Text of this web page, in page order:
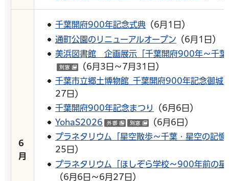
6
月
千葉開府900年記念式典 （6月1日）
通町公園のリニューアルオープン （6月1日）
美浜図書館 企画展示「千葉開府900年～千葉
（別ウインドウで開く）
（6月3日～7月31日）
千葉市立郷土博物館_千葉開府900年記念御城
27日)
千葉開府900年記念まつり
（6月6日）
YohaS2026
（外部サイトへリンク）
（別ウインドウで開
（6月6日）
プラネタリウム「星空散歩～千葉・星空の記憶
25日）
プラネタリウム「ほしぞら学校～900年前の星
（6月6日～6月27日）